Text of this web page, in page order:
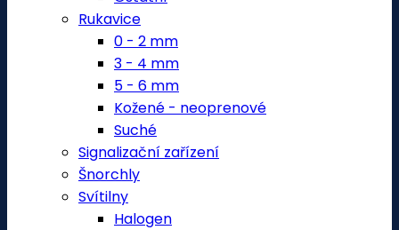
Rukavice
0 - 2 mm
3 - 4 mm
5 - 6 mm
Kožené - neoprenové
Suché
Signalizační zařízení
Šnorchly
Svítilny
Halogen